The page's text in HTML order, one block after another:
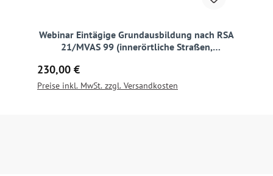
Webinar Eintägige Grundausbildung nach RSA
21/MVAS 99 (innerörtliche Straßen,
Regulärer Preis:
230,00 €
Preise inkl. MwSt. zzgl. Versandkosten